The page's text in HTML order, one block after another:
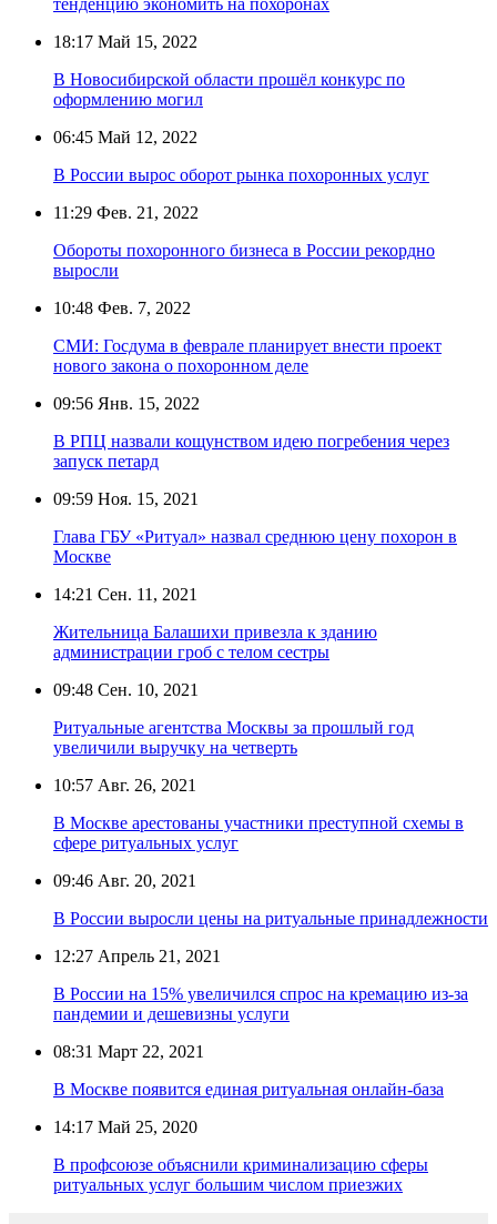
18:17 Май 15, 2022
В Новосибирской области прошёл конкурс по
оформлению могил
06:45 Май 12, 2022
В России вырос оборот рынка похоронных услуг
11:29 Фев. 21, 2022
Обороты похоронного бизнеса в России рекордно
выросли
10:48 Фев. 7, 2022
СМИ: Госдума в феврале планирует внести проект
нового закона о похоронном деле
09:56 Янв. 15, 2022
В РПЦ назвали кощунством идею погребения через
запуск петард
09:59 Ноя. 15, 2021
Глава ГБУ «Ритуал» назвал среднюю цену похорон в
Москве
14:21 Сен. 11, 2021
Жительница Балашихи привезла к зданию
администрации гроб с телом сестры
09:48 Сен. 10, 2021
Ритуальные агентства Москвы за прошлый год
увеличили выручку на четверть
10:57 Авг. 26, 2021
В Москве арестованы участники преступной схемы в
сфере ритуальных услуг
09:46 Авг. 20, 2021
В России выросли цены на ритуальные принадлежности
12:27 Апрель 21, 2021
В России на 15% увеличился спрос на кремацию из-за
пандемии и дешевизны услуги
08:31 Март 22, 2021
В Москве появится единая ритуальная онлайн-база
14:17 Май 25, 2020
В профсоюзе объяснили криминализацию сферы
ритуальных услуг большим числом приезжих